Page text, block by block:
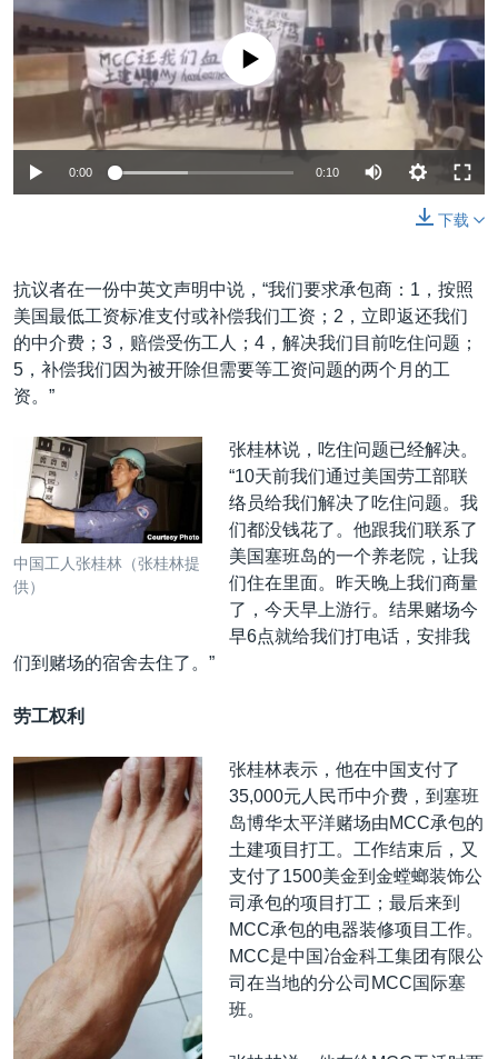
没有媒体可用资源
0:00 0:10
下载
抗议者在一份中英文声明中说，“我们要求承包商：1，按照
美国最低工资标准支付或补偿我们工资；2，立即返还我们
的中介费；3，赔偿受伤工人；4，解决我们目前吃住问题；
5，补偿我们因为被开除但需要等工资问题的两个月的工
资。”
中国工人张桂林（张桂林提
供）
张桂林说，吃住问题已经解决。
“10天前我们通过美国劳工部联
络员给我们解决了吃住问题。我
们都没钱花了。他跟我们联系了
美国塞班岛的一个养老院，让我
们住在里面。昨天晚上我们商量
了，今天早上游行。结果赌场今
早6点就给我们打电话，安排我
们到赌场的宿舍去住了。”
劳工权利
张桂林表示，他在中国支付了
35,000元人民币中介费，到塞班
岛博华太平洋赌场由MCC承包的
土建项目打工。工作结束后，又
支付了1500美金到金螳螂装饰公
司承包的项目打工；最后来到
MCC承包的电器装修项目工作。
MCC是中国冶金科工集团有限公
司在当地的分公司MCC国际塞
班。